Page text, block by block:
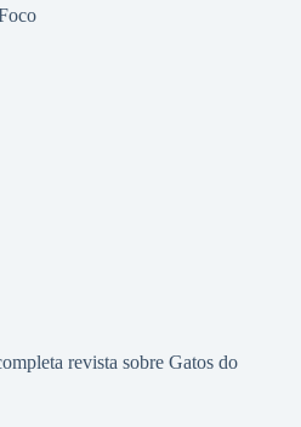
revista sobre Gatos do